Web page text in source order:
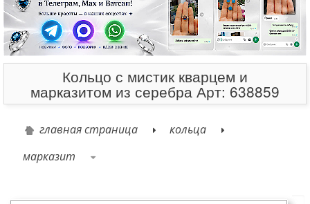
Кольцо с мистик кварцем и
марказитом из серебра Арт: 638859
главная страница
кольца
марказит